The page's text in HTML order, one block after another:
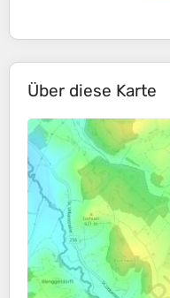
Über diese Karte